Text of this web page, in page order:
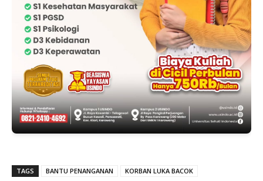
TAGS BANTU PENANGANAN
KORBAN LUKA BACOK